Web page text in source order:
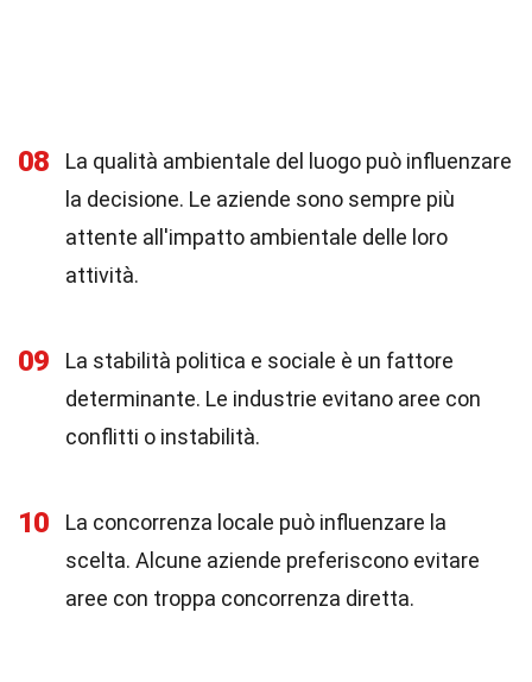
08
La qualità ambientale del luogo può influenzare
la decisione. Le aziende sono sempre più
attente all'impatto ambientale delle loro
attività.
09
La stabilità politica e sociale è un fattore
determinante. Le industrie evitano aree con
conflitti o instabilità.
10
La concorrenza locale può influenzare la
scelta. Alcune aziende preferiscono evitare
aree con troppa concorrenza diretta.